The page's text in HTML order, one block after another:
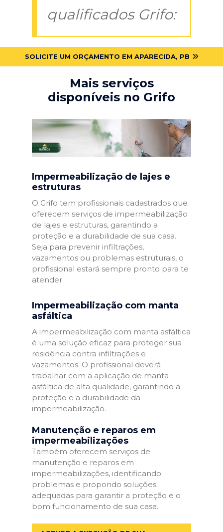
qualificados Grifo:
SOLICITE UM ORÇAMENTO EM APARECIDA, PB
Mais serviços
disponíveis no Grifo
Impermeabilização de lajes e
estruturas
O Grifo tem profissionais cadastrados que
oferecem serviços de impermeabilização
de lajes e estruturas, garantindo a
proteção e a durabilidade de sua casa.
Seja para prevenir infiltrações,
vazamentos ou problemas estruturais, o
profissional estará sempre pronto para te
atender.
Impermeabilização com manta
asfáltica
A impermeabilização com manta asfáltica
é uma solução eficaz para proteger sua
residência contra infiltrações e
vazamentos. O profissional deverá
trabalhar com a aplicação de manta
asfáltica de alta qualidade, garantindo a
proteção e a durabilidade da
impermeabilização.
Manutenção e reparos em
impermeabilizações
Também oferecem serviços de
manutenção e reparos em
impermeabilizações, identificando
problemas e propondo soluções
adequadas para garantir a proteção e o
bom funcionamento de sua casa.